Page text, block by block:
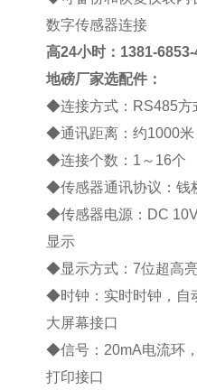
数字传感器连接
高24小时：1381-
地磅厂家选配件：
◆连接方式： RS485方
◆通讯距离：约1000米
◆连接个数： 1 ～ 16个
◆传感器通讯协议： 钱
◆传感器电源： DC
显示
◆显示方式： 7位超高
◆时钟：实时时钟，自
大屏幕接口
◆信号： 20mA电流环
打印接口